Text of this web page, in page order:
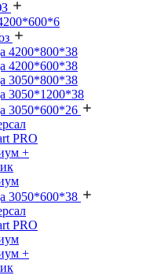
4200*800*38
4200*600*38
3050*800*38
3050*1200*38
3050*600*26
PRO
+
3050*600*38
PRO
+